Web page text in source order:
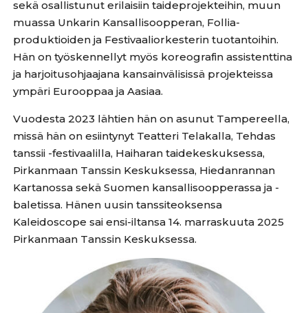
sekä osallistunut erilaisiin taideprojekteihin, muun
muassa Unkarin Kansallisoopperan, Follia-
produktioiden ja Festivaaliorkesterin tuotantoihin.
Hän on työskennellyt myös koreografin assistenttina
ja harjoitusohjaajana kansainvälisissä projekteissa
ympäri Eurooppaa ja Aasiaa.
Vuodesta 2023 lähtien hän on asunut Tampereella,
missä hän on esiintynyt Teatteri Telakalla, Tehdas
tanssii -festivaalilla, Haiharan taidekeskuksessa,
Pirkanmaan Tanssin Keskuksessa, Hiedanrannan
Kartanossa sekä Suomen kansallisoopperassa ja -
baletissa. Hänen uusin tanssiteoksensa
Kaleidoscope sai ensi-iltansa 14. marraskuuta 2025
Pirkanmaan Tanssin Keskuksessa.